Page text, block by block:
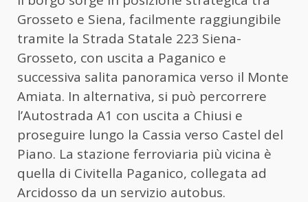
Grosseto e Siena, facilmente raggiungibile
tramite la Strada Statale 223 Siena-
Grosseto, con uscita a Paganico e
successiva salita panoramica verso il Monte
Amiata. In alternativa, si può percorrere
l’Autostrada A1 con uscita a Chiusi e
proseguire lungo la Cassia verso Castel del
Piano. La stazione ferroviaria più vicina è
quella di Civitella Paganico, collegata ad
Arcidosso da un servizio autobus.